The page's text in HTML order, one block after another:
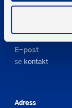
08-545 859 60
E-post
se kontakt
Adress